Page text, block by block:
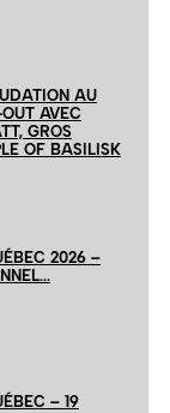
AU
AVEC
GROS
OF BASILISK
2026 –
– 19